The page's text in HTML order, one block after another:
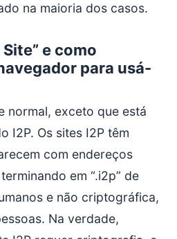
na maioria dos casos.
Site” e como
para usá-
normal, exceto que está
I2P. Os sites I2P têm
com endereços
em “.i2p” de
e não criptográfica,
Na verdade,